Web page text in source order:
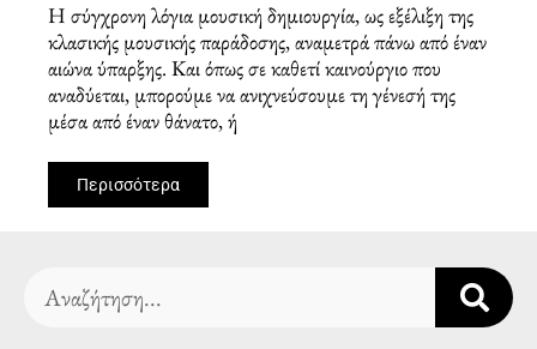
Η σύγχρονη λόγια μουσική δημιουργία, ως εξέλιξη της
κλασικής μουσικής παράδοσης, αναμετρά πάνω από έναν
αιώνα ύπαρξης. Και όπως σε καθετί καινούργιο που
αναδύεται, μπορούμε να ανιχνεύσουμε τη γένεσή της
μέσα από έναν θάνατο, ή
Περισσότερα
Search